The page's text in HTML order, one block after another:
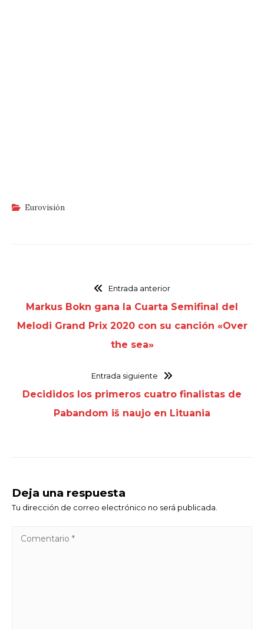
Eurovisión
Entrada anterior
Markus Bokn gana la Cuarta Semifinal del
Melodi Grand Prix 2020 con su canción «Over
the sea»
Entrada siguiente
Decididos los primeros cuatro finalistas de
Pabandom iš naujo en Lituania
Deja una respuesta
Tu dirección de correo electrónico no será publicada.